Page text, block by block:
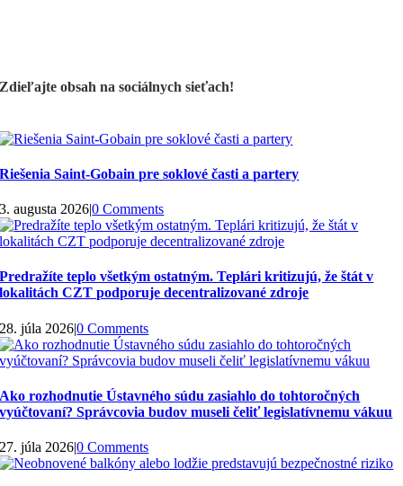
Zdieľajte obsah na sociálnych sieťach!
Riešenia Saint-Gobain pre soklové časti a partery
3. augusta 2026|0 Comments
Predražíte teplo všetkým ostatným. Teplári kritizujú, že štát v
lokalitách CZT podporuje decentralizované zdroje
28. júla 2026|0 Comments
Ako rozhodnutie Ústavného súdu zasiahlo do tohtoročných
vyúčtovaní? Správcovia budov museli čeliť legislatívnemu vákuu
27. júla 2026|0 Comments